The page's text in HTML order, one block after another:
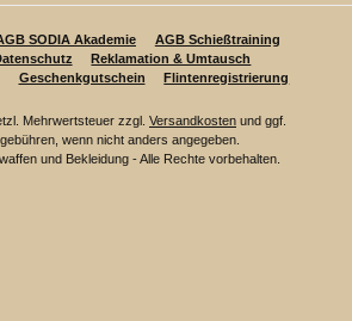
SODIA Akademie
AGB Schießtraining
Reklamation & Umtausch
Geschenkgutschein Flintenregistrierung
Mehrwertsteuer zzgl. Versandkosten und ggf.
wenn nicht anders angegeben.
und Bekleidung - Alle Rechte vorbehalten.